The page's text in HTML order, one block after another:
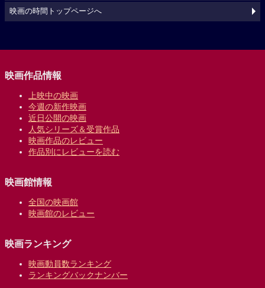
映画の時間トップページへ
映画作品情報
上映中の映画
今週の新作映画
近日公開の映画
人気シリーズ＆受賞作品
映画作品のレビュー
作品別にレビューを読む
映画館情報
全国の映画館
映画館のレビュー
映画ランキング
映画動員数ランキング
ランキングバックナンバー